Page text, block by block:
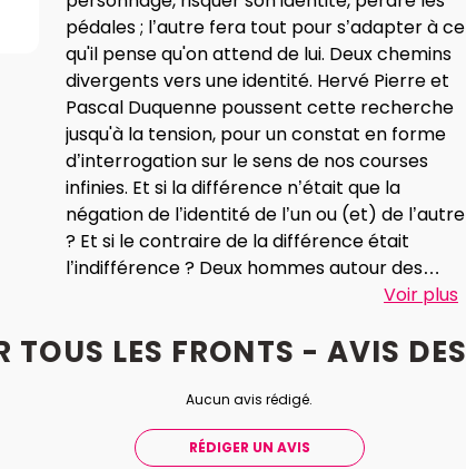
pédales ; l’autre fera tout pour s’adapter à ce
qu'il pense qu'on attend de lui. Deux chemins
divergents vers une identité. Hervé Pierre et
Pascal Duquenne poussent cette recherche
jusqu'à la tension, pour un constat en forme
d’interrogation sur le sens de nos courses
infinies. Et si la différence n’était que la
négation de l’identité de l’un ou (et) de l’autre
? Et si le contraire de la différence était
l’indifférence ? Deux hommes autour des
"mécaniques textuelles" de la langue de Tarkos
sens, la valeur des mots se déplacent. Des
glisse sur le langage, qui n’a plus d’autre fond
que la surface des mots.Pour les tarifs
spéciaux, un justificatif sera demandé lors
Voir plus
TOUS LES FRONTS - AVIS DES
Aucun avis rédigé.
RÉDIGER UN AVIS